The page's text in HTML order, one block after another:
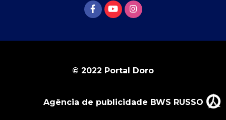
© 2022 Portal Doro
Agência de publicidade BWS RUSSO